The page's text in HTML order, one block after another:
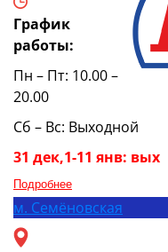
График
работы:
Пн – Пт: 10.00 –
20.00
Сб – Вс: Выходной
31 дек,1-11 янв: вых
Подробнее
м. Семёновская